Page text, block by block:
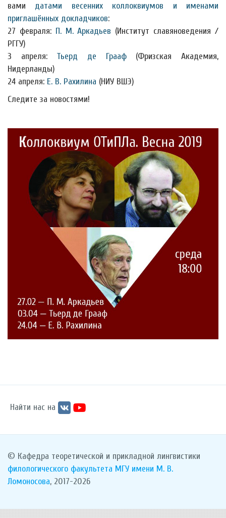
вами датами весенних коллоквиумов и именами
приглашённых докладчиков:
27 февраля: П. М. Аркадьев (Институт славяноведения /
РГГУ)
3 апреля: Тьерд де Грааф(Фризская Академия,
Нидерланды)
24 апреля: Е. В. Рахилина (НИУ ВШЭ)
Следите за новостями!
Найти нас на
© Кафедра теоретической и прикладной лингвистики
филологического факультета МГУ имени М. В.
Ломоносова, 2017-2026